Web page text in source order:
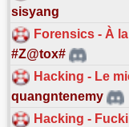
sisyang
Forensics - À
#Z@tox#
Hacking - Le
quangntenemy
Hacking -